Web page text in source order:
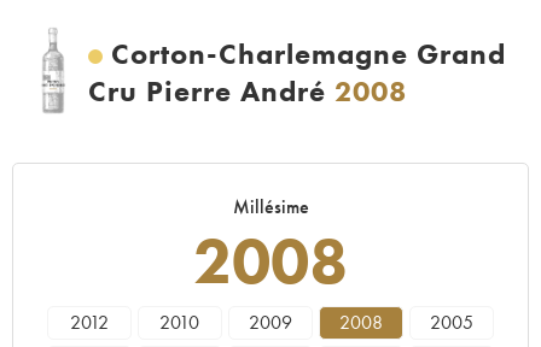
Corton-Charlemagne Grand
Cru Pierre André 2008
Millésime
2008
2012 2010 2009 2008
2005